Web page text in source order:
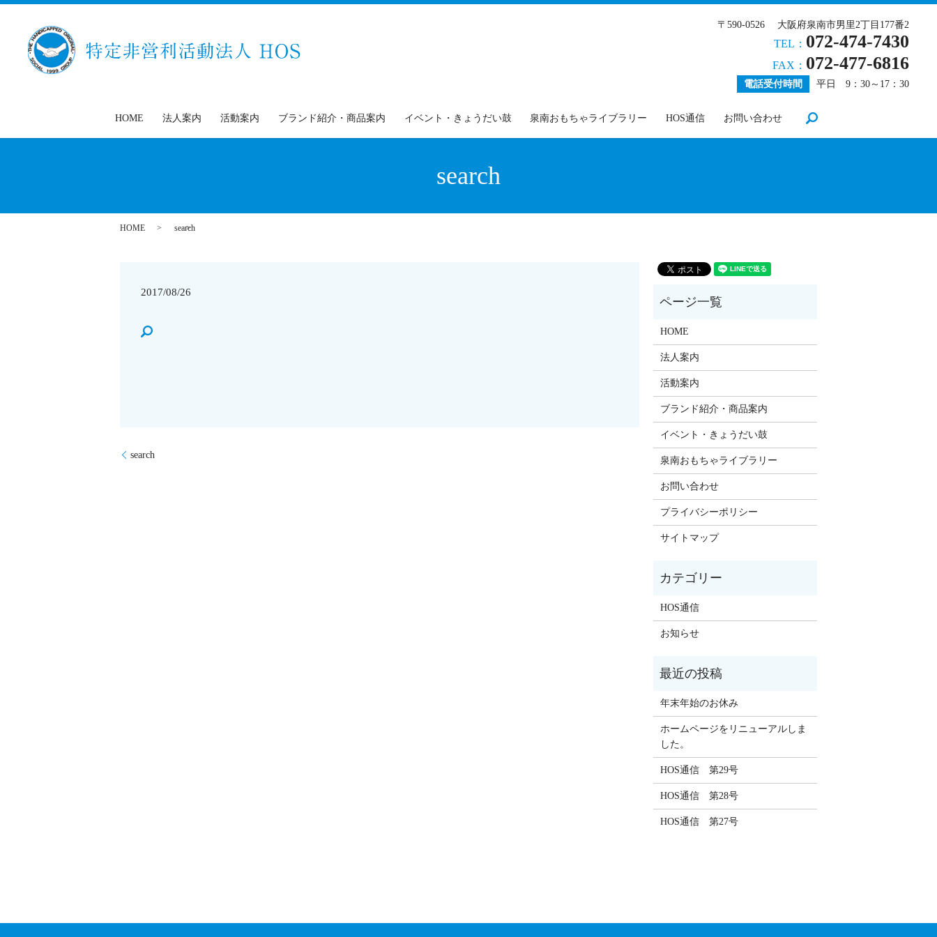
〒590-0526 大阪府泉南市男里2丁目177番2
TEL： 072-474-7430
FAX： 072-477-6816
電話受付時間 平日 9：30～17：30
HOME 法人案内 活動案内 ブランド紹介・商品案内 イベント・きょうだい鼓 泉南おもちゃライブラリー HOS通信 お問い合わせ
search
HOME search
2017/08/26
search
HOME
法人案内
活動案内
ブランド紹介・商品案内
イベント・きょうだい鼓
泉南おもちゃライブラリー
お問い合わせ
プライバシーポリシー
サイトマップ
HOS通信
お知らせ
年末年始のお休み
ホームページをリニューアルしま
した。
HOS通信 第29号
HOS通信 第28号
HOS通信 第27号